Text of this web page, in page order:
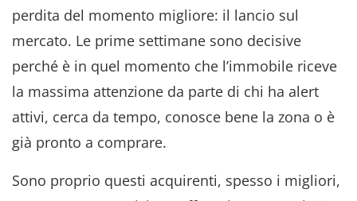
perdita del momento migliore: il lancio sul
mercato. Le prime settimane sono decisive
perché è in quel momento che l’immobile riceve
la massima attenzione da parte di chi ha alert
attivi, cerca da tempo, conosce bene la zona o è
già pronto a comprare.
Sono proprio questi acquirenti, spesso i migliori,